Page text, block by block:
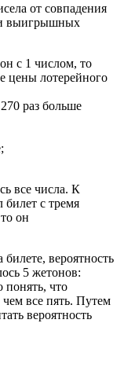
от совпадения
выигрышных
с 1 числом, то
цены лотерейного
раз больше
все числа. К
билет с тремя
он
вероятность
5 жетонов:
понять, что
все пять. Путем
вероятность